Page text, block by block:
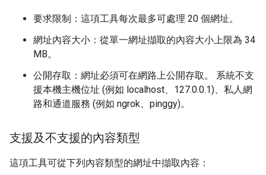
要求限制：這項工具每次最多可處理 20 個網址。
網址內容大小：從單一網址擷取的內容大小上限為 34
MB。
公開存取：網址必須可在網路上公開存取。 系統不支
援本機主機位址 (例如 localhost、127.0.0.1)、私人網
路和通道服務 (例如 ngrok、pinggy)。
支援及不支援的內容類型
這項工具可從下列內容類型的網址中擷取內容：